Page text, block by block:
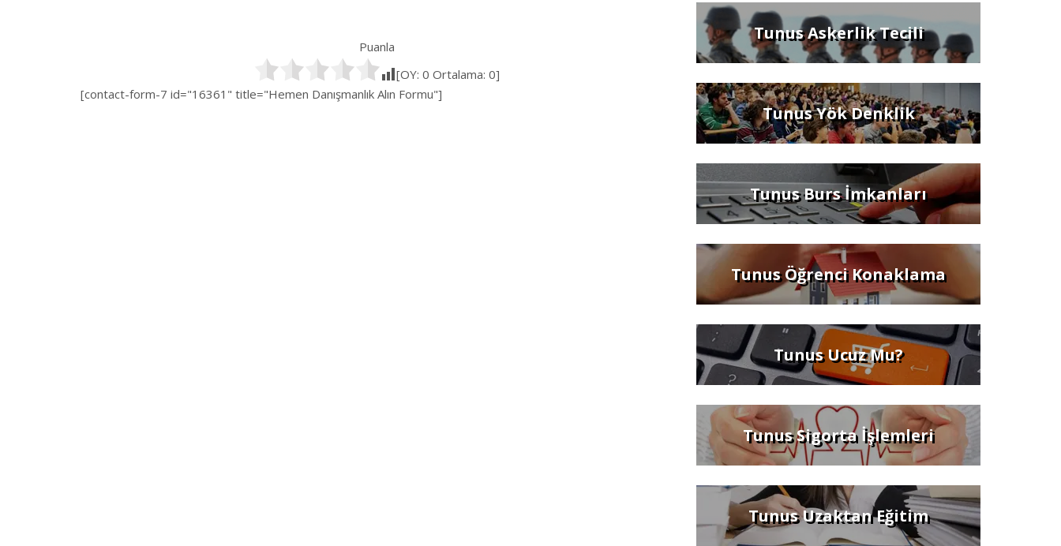
Puanla
[OY: 0 Ortalama: 0]
[contact-form-7 id="16361" title="Hemen Danışmanlık Alın Formu"]
Tunus Askerlik Tecili
Tunus Yök Denklik
Tunus Burs İmkanları
Tunus Öğrenci Konaklama
Tunus Ucuz Mu?
Tunus Sigorta İşlemleri
Tunus Uzaktan Eğitim